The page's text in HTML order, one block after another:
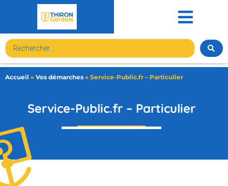
Accueil » Vos démarches » Service-Public.fr – Particulier
Service-Public.fr – Particulier